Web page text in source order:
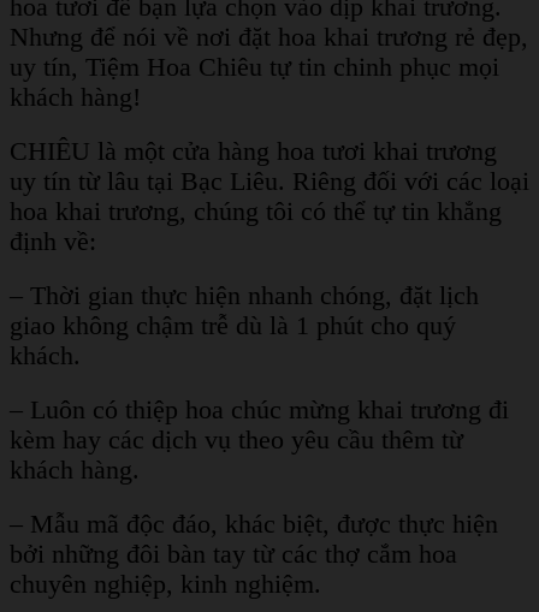
hoa tươi để bạn lựa chọn vào dịp khai trương.
Nhưng để nói về nơi đặt hoa khai trương rẻ đẹp,
uy tín, Tiệm Hoa Chiêu tự tin chinh phục mọi
khách hàng!
CHIÊU là một cửa hàng hoa tươi khai trương
uy tín từ lâu tại Bạc Liêu. Riêng đối với các loại
hoa khai trương, chúng tôi có thể tự tin khẳng
định về:
– Thời gian thực hiện nhanh chóng, đặt lịch
giao không chậm trễ dù là 1 phút cho quý
khách.
– Luôn có thiệp hoa chúc mừng khai trương đi
kèm hay các dịch vụ theo yêu cầu thêm từ
khách hàng.
– Mẫu mã độc đáo, khác biệt, được thực hiện
bởi những đôi bàn tay từ các thợ cắm hoa
chuyên nghiệp, kinh nghiệm.